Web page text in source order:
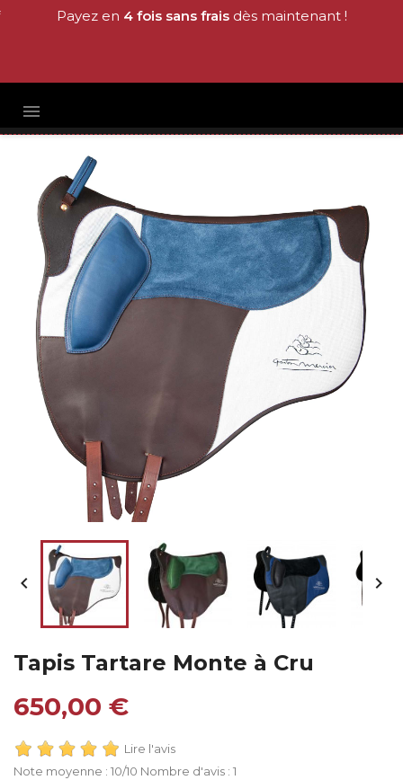
Payez en 4 fois sans fraisdès maintenant !

 
Tapis Tartare Monte à Cru
650,00 €
Lire l'avis
Note moyenne : 10/10 Nombre d'avis : 1